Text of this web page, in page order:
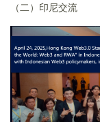
（二）印尼交流